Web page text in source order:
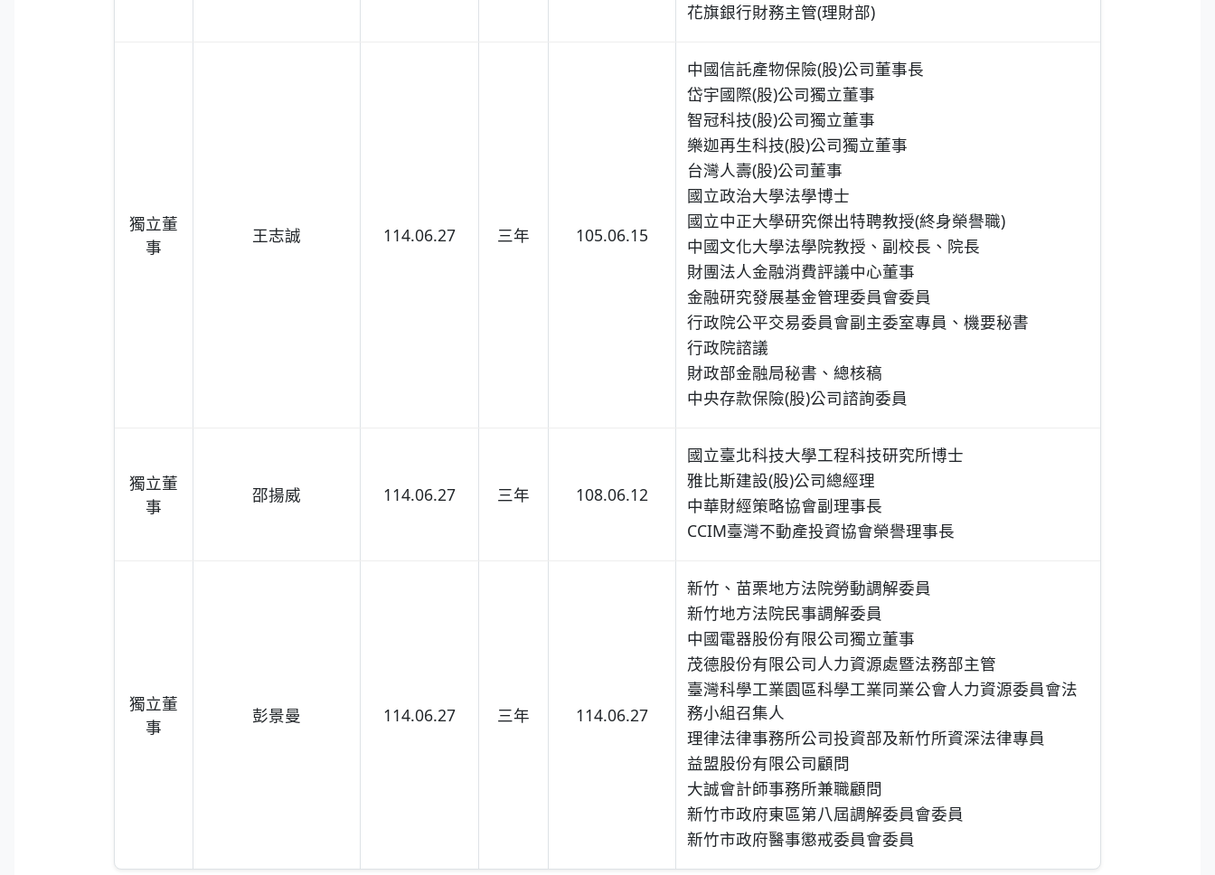
花旗銀行財務主管(理財部)
獨立董
事
王志誠 114.06.27 三年 105.06.15
中國信託產物保險(股)公司董事長
岱宇國際(股)公司獨立董事
智冠科技(股)公司獨立董事
樂迦再生科技(股)公司獨立董事
台灣人壽(股)公司董事
國立政治大學法學博士
國立中正大學研究傑出特聘教授(終身榮譽職)
中國文化大學法學院教授、副校長、院長
財團法人金融消費評議中心董事
金融研究發展基金管理委員會委員
行政院公平交易委員會副主委室專員、機要秘書
行政院諮議
財政部金融局秘書、總核稿
中央存款保險(股)公司諮詢委員
獨立董
事
邵揚威 114.06.27 三年 108.06.12
國立臺北科技大學工程科技研究所博士
雅比斯建設(股)公司總經理
中華財經策略協會副理事長
CCIM臺灣不動產投資協會榮譽理事長
獨立董
事
彭景曼 114.06.27 三年 114.06.27
新竹、苗栗地方法院勞動調解委員
新竹地方法院民事調解委員
中國電器股份有限公司獨立董事
茂德股份有限公司人力資源處暨法務部主管
臺灣科學工業園區科學工業同業公會人力資源委員會法
務小組召集人
理律法律事務所公司投資部及新竹所資深法律專員
益盟股份有限公司顧問
大誠會計師事務所兼職顧問
新竹市政府東區第八屆調解委員會委員
新竹市政府醫事懲戒委員會委員